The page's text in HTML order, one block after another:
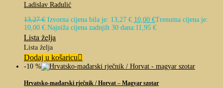
Ladislav Radulić
13,27€ Izvorna cijena bila je: 13,27 €. 10,00 €Trenutna cijena je:
10,00 €. Najniža cijena zadnjih 30 dana:11,95 €
Lista želja
Lista želja
Dodaj u košaricu
-10 %
Hrvatsko-mađarski rječnik / Horvat – Magyar szotar